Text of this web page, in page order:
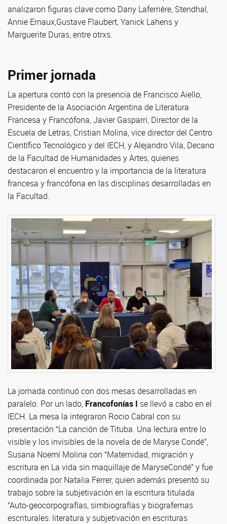
analizaron figuras clave como Dany Laferrière, Stendhal,
Annie Ernaux,Gustave Flaubert, Yanick Lahens y
Marguerite Duras, entre otrxs.
Primer jornada
La apertura contó con la presencia de Francisco Aiello,
Presidente de la Asociación Argentina de Literatura
Francesa y Francófona, Javier Gasparri, Director de la
Escuela de Letras, Cristian Molina, vice director del Centro
Científico Tecnológico y del IECH, y Alejandro Vila, Decano
de la Facultad de Humanidades y Artes, quienes
destacaron el encuentro y la importancia de la literatura
francesa y francófona en las disciplinas desarrolladas en
la Facultad.
La jornada continuó con dos mesas desarrolladas en
paralelo. Por un lado, Francofonías I se llevó a cabo en el
IECH. La mesa la integraron Rocio Cabral con su
presentación “La canción de Tituba. Una lectura entre lo
visible y los invisibles de la novela de de Maryse Condé”,
Susana Noemí Molina con “Maternidad, migración y
escritura en La vida sin maquillaje de MaryseCondé” y fue
coordinada por Natalia Ferrer, quien además presentó su
trabajo sobre la subjetivación en la escritura titulada
“Auto-geocorpografías, simbiografías y biografemas
escriturales: literatura y subjetivación en escrituras